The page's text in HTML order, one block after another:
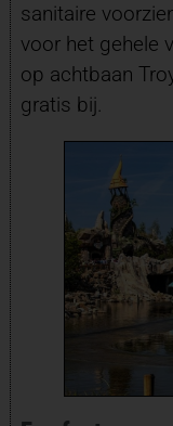
sanitaire
voor het gehele
op achtbaan
gratis bij.